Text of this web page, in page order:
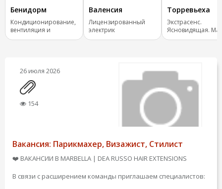
Бенидорм
Кондиционирование,
вентиляция и
отопление.
Валенсия
Лицензированный
электрик
Торревьеха
Экстрасенс.
Ясновидящая.
Испания, все
26 июля 2026
154
Вакансия: Парикмахер, Визажист, Стилист
❤️ ВАКАНСИИ В MARBELLA | DEA RUSSO HAIR EXTENSIONS
В связи с расширением команды приглашаем специалистов: